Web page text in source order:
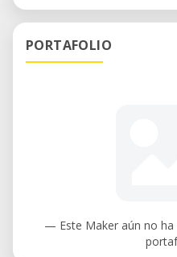
PORTAFOLIO
— Este Maker aún no ha